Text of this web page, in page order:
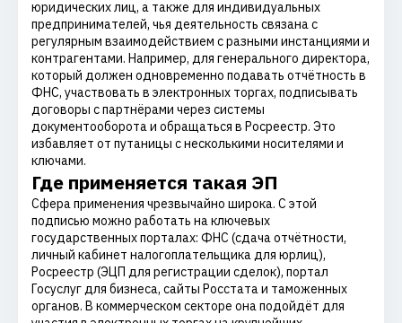
юридических лиц, а также для индивидуальных
предпринимателей, чья деятельность связана с
регулярным взаимодействием с разными инстанциями и
контрагентами. Например, для генерального директора,
который должен одновременно подавать отчётность в
ФНС, участвовать в электронных торгах, подписывать
договоры с партнёрами через системы
документооборота и обращаться в Росреестр. Это
избавляет от путаницы с несколькими носителями и
ключами.
Где применяется такая ЭП
Сфера применения чрезвычайно широка. С этой
подписью можно работать на ключевых
государственных порталах: ФНС (сдача отчётности,
личный кабинет налогоплательщика для юрлиц),
Росреестр (ЭЦП для регистрации сделок), портал
Госуслуг для бизнеса, сайты Росстата и таможенных
органов. В коммерческом секторе она подойдёт для